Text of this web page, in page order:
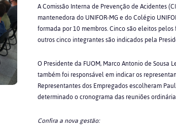
A Comissão Interna de Prevenção de Acidentes
mantenedora do UNIFOR-MG e do Colégio
formada por 10 membros. Cinco são eleitos
outros cinco integrantes são indicados pela
O Presidente da FUOM, Marco Antonio de Sousa
também foi responsável em indicar os
Representantes dos Empregados escolheram
determinado o cronograma das reuniões
Confira a nova gestão: